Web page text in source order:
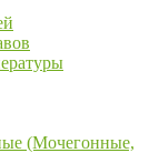
(Мочегонные,